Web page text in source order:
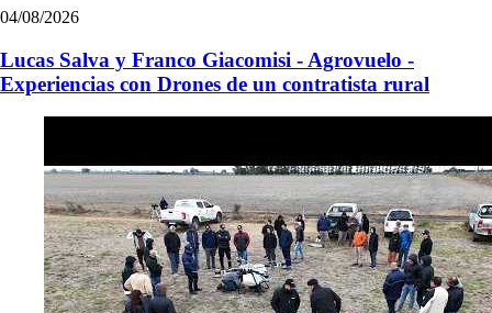
04/08/2026
Lucas Salva y Franco Giacomisi - Agrovuelo -
Experiencias con Drones de un contratista rural